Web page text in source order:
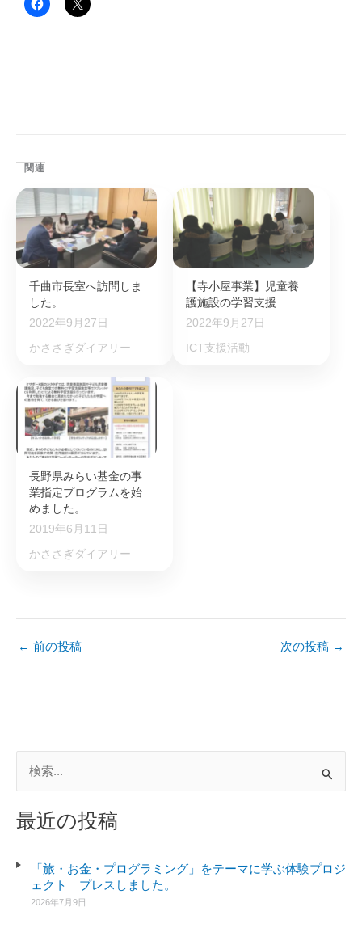
象
最近の投稿
「旅・お金・プログラミング」をテーマに学ぶ体験プロジ
ェクト プレスしました。
2026年7月9日
関連
千曲市長室へ訪問しま
した。
2022年9月27日
かささぎダイアリー
【寺小屋事業】児童養
護施設の学習支援
2022年9月27日
ICT支援活動
長野県みらい基金の事
業指定プログラムを始
めました。
2019年6月11日
かささぎダイアリー
← 前の投稿 次の投稿 →